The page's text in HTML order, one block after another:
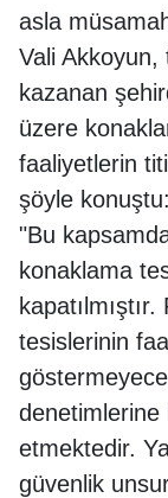
asla
Vali
kazanan
üzere
faaliyetlerin
şöyle konuştu:
"Bu
konaklama
tesislerinin
denetimlerine
etmektedir.
güvenlik